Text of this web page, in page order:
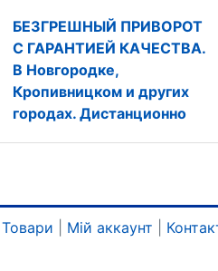
БЕЗГРЕШНЫЙ ПРИВОРОТ
С ГАРАНТИЕЙ КАЧЕСТВА.
В Новгородке,
Кропивницком и других
городах. Дистанционно
Товари Мій аккаунт